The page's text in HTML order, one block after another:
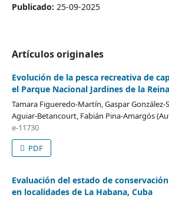
Publicado: 25-09-2025
Artículos originales
Evolución de la pesca recreativa de
el Parque Nacional Jardines de la
Tamara Figueredo-Martín, Gaspar González-
Aguiar-Betancourt, Fabián Pina-Amargós
e-11730
PDF
Evaluación del estado de
en localidades de La Habana, Cuba